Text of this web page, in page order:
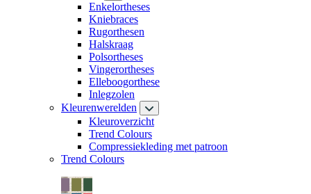
Enkelortheses
Kniebraces
Rugorthesen
Halskraag
Polsortheses
Vingerortheses
Elleboogorthese
Inlegzolen
Kleurenwerelden
Kleuroverzicht
Trend Colours
Compressiekleding met patroon
Trend Colours